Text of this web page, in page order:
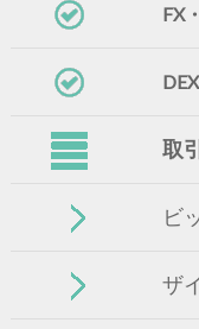
FX
取
ビ
ザ